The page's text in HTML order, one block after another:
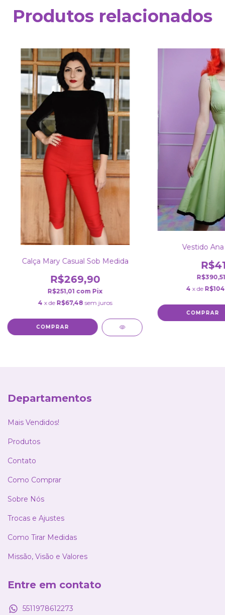
Produtos relacionados
Calça Mary Casual Sob Medida
R$269,90
R$251,01 com Pix
4 x de R$67,48 sem juros
COMPRAR
Vestido
4 x de
COMPRAR
Departamentos
Mais Vendidos!
Produtos
Contato
Como Comprar
Sobre Nós
Trocas e Ajustes
Como Tirar Medidas
Missão, Visão e Valores
Entre em contato
5511978612273